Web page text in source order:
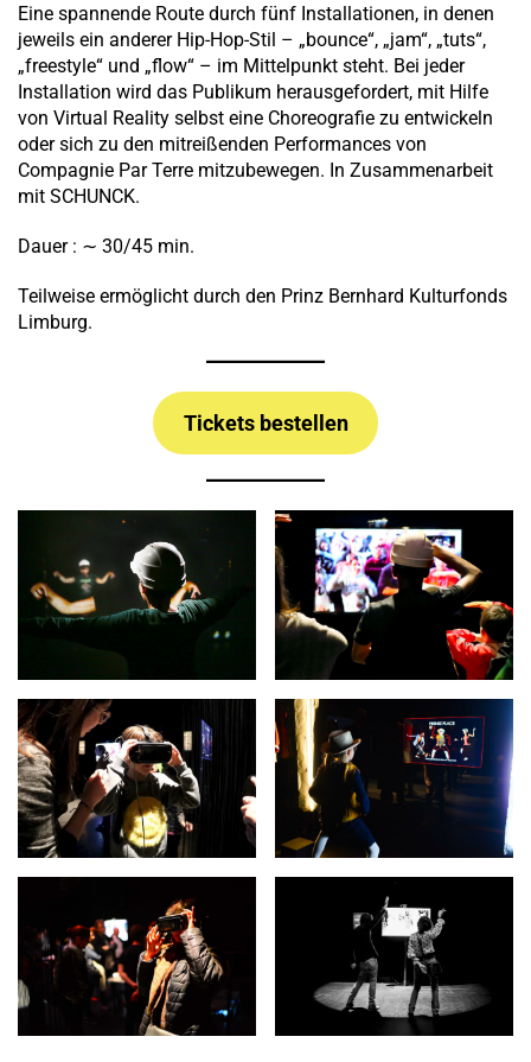
Eine spannende Route durch fünf Installationen, in denen
jeweils ein anderer Hip-Hop-Stil – „bounce“, „jam“, „tuts“,
„freestyle“ und „flow“ – im Mittelpunkt steht. Bei jeder
Installation wird das Publikum herausgefordert, mit Hilfe
von Virtual Reality selbst eine Choreografie zu entwickeln
oder sich zu den mitreißenden Performances von
Compagnie Par Terre mitzubewegen. In Zusammenarbeit
mit SCHUNCK.
Dauer : ∼ 30/45 min.
Teilweise ermöglicht durch den Prinz Bernhard Kulturfonds
Limburg.
Tickets bestellen